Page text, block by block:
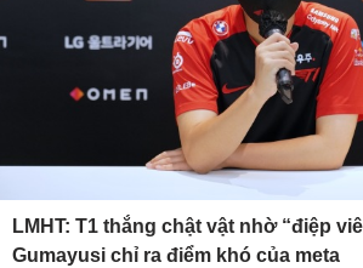
LMHT: T1 thắng chật vật nhờ “điệp
Gumayusi chỉ ra điểm khó của meta